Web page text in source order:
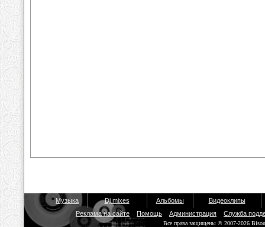
Музыка Dj mixes Альбомы
Видеоклипы
Реклама на сайте
Помощь Администрация Служба
Все права защищены © 2007-2026